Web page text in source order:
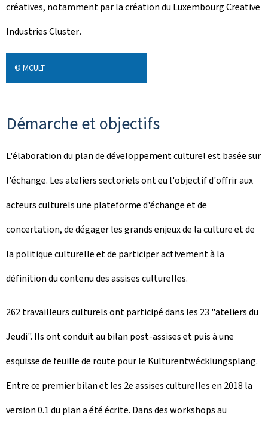
créatives, notamment par la création du Luxembourg Creative
Industries Cluster.
© MCULT
Démarche et objectifs
L'élaboration du plan de développement culturel est basée sur
l'échange. Les ateliers sectoriels ont eu l'objectif d'offrir aux
acteurs culturels une plateforme d'échange et de
concertation, de dégager les grands enjeux de la culture et de
la politique culturelle et de participer activement à la
définition du contenu des assises culturelles.
262 travailleurs culturels ont participé dans les 23 "ateliers du
Jeudi". Ils ont conduit au bilan post-assises et puis à une
esquisse de feuille de route pour le Kulturentwécklungsplang.
Entre ce premier bilan et les 2e assises culturelles en 2018 la
version 0.1 du plan a été écrite. Dans des workshops au